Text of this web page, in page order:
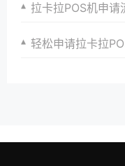
拉卡拉POS机申
轻松申请拉卡拉